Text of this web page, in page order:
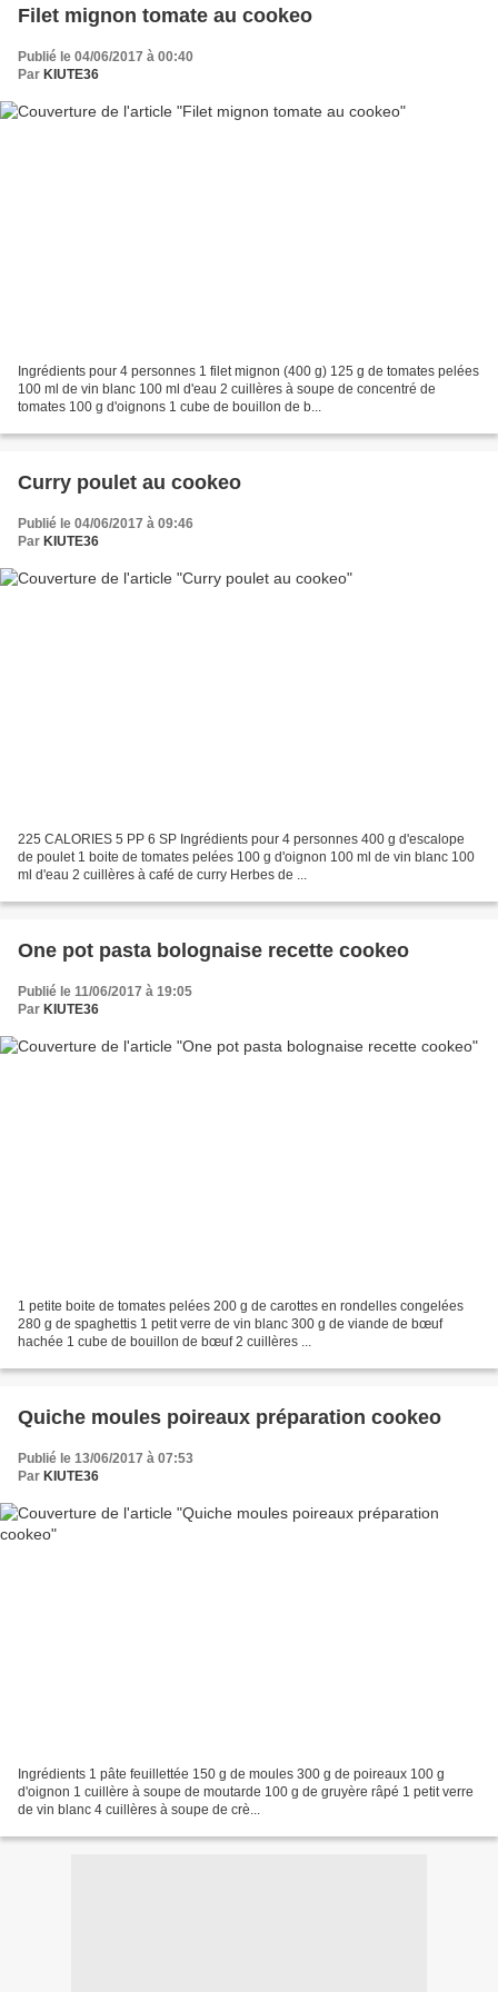
Filet mignon tomate au cookeo
Publié le 04/06/2017 à 00:40
Par KIUTE36
Ingrédients pour 4 personnes 1 filet mignon (400 g) 125 g de tomates pelées
100 ml de vin blanc 100 ml d'eau 2 cuillères à soupe de concentré de
tomates 100 g d'oignons 1 cube de bouillon de b...
Curry poulet au cookeo
Publié le 04/06/2017 à 09:46
Par KIUTE36
225 CALORIES 5 PP 6 SP Ingrédients pour 4 personnes 400 g d'escalope
de poulet 1 boite de tomates pelées 100 g d'oignon 100 ml de vin blanc 100
ml d'eau 2 cuillères à café de curry Herbes de ...
One pot pasta bolognaise recette cookeo
Publié le 11/06/2017 à 19:05
Par KIUTE36
1 petite boite de tomates pelées 200 g de carottes en rondelles congelées
280 g de spaghettis 1 petit verre de vin blanc 300 g de viande de bœuf
hachée 1 cube de bouillon de bœuf 2 cuillères ...
Quiche moules poireaux préparation cookeo
Publié le 13/06/2017 à 07:53
Par KIUTE36
Ingrédients 1 pâte feuillettée 150 g de moules 300 g de poireaux 100 g
d'oignon 1 cuillère à soupe de moutarde 100 g de gruyère râpé 1 petit verre
de vin blanc 4 cuillères à soupe de crè...